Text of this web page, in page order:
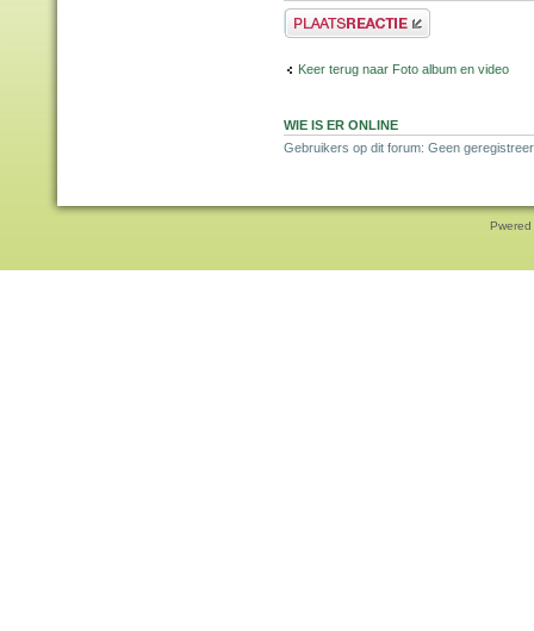
Plaats een reactie
Keer terug naar Foto album en video
WIE IS ER ONLINE
Gebruikers op dit forum: Geen